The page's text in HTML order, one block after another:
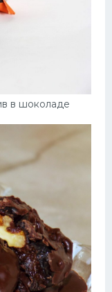
в шоколаде